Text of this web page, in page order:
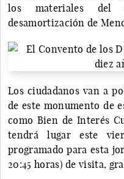
los materiales del
desamortización de
Los ciudadanos van a
de este monumento de
como Bien de Interés
tendrá lugar este
programado para esta
20:45 horas) de visita,